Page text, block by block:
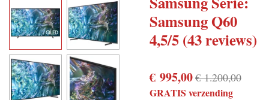
Samsung Q60
4,5/5 (43 reviews)
€ 995,00€ 1.200,00
GRATIS verzending